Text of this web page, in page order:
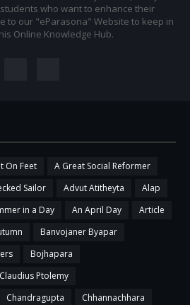
who want to enhance their
to our "eParasona" Website to keep in
Online Knowledge Hub.
On Feet
A Great Social Reformer
Sailor Advut Atitheyta
Alap
in a Day An April Day
Article
Banvojaner Byapar
Bojhapara
Ptolemy
Chandragupta
Chhannachhara